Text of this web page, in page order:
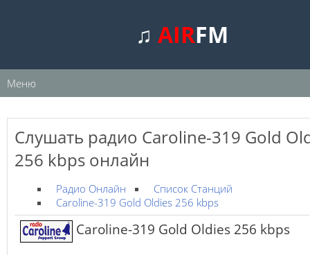
♫AIRFM
Меню
Слушать радио Caroline-319 Gold
256 kbps онлайн
Радио Онлайн
Список Станций
Caroline-319 Gold Oldies 256 kbps
Caroline-319 Gold Oldies 256 kbps